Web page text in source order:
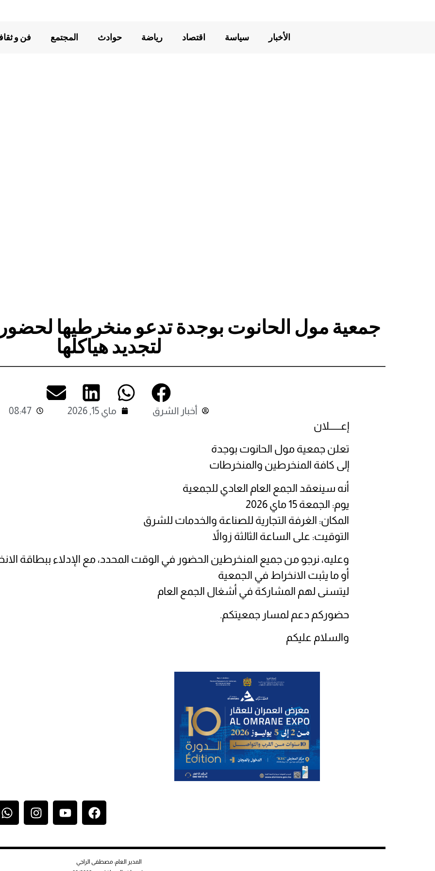
الأخبار سياسة اقتصاد رياضة حوادث المجتمع فن و
جمعية مول الحانوت بوجدة تدعو منخرطيها لحضور
لتجديد هياكلها
أخبار الشرق ماي 15, 2026 08:47
إعــــــلان
تعلن جمعية مول الحانوت بوجدة
إلى كافة المنخرطين والمنخرطات
أنه سينعقد الجمع العام العادي للجمعية
يوم: الجمعة 15 ماي 2026
المكان: الغرفة التجارية للصناعة والخدمات للشرق
التوقيت: على الساعة الثالثة زوالاً
وعليه، نرجو من جميع المنخرطين الحضور في الوقت المحدد، مع الإدلاء ببطاقة
أو ما يثبت الانخراط في الجمعية
ليتسنى لهم المشاركة في أشغال الجمع العام
حضوركم دعم لمسار جمعيتكم.
والسلام عليكم
المدير العام: مصطفى الراجي